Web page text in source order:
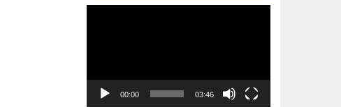
00:00 03:46